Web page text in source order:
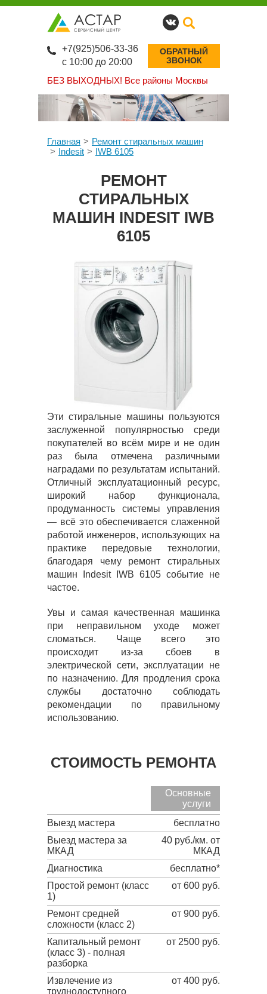
БЕЗ ВЫХОДНЫХ! Все районы Москвы
+7(925)506-33-36
с 10:00 до 20:00
ОБРАТНЫЙ
ЗВОНОК
Главная
Ремонт стиральных машин
Indesit
IWB 6105
РЕМОНТ
СТИРАЛЬНЫХ
МАШИН INDESIT IWB
6105
Эти стиральные машины пользуются
заслуженной популярностью среди
покупателей во всём мире и не один
раз была отмечена различными
наградами по результатам испытаний.
Отличный эксплуатационный ресурс,
широкий набор функционала,
продуманность системы управления
— всё это обеспечивается слаженной
работой инженеров, использующих на
практике передовые технологии,
благодаря чему ремонт стиральных
машин Indesit IWB 6105 событие не
частое.
Увы и самая качественная машинка
при неправильном уходе может
сломаться. Чаще всего это
происходит из-за сбоев в
электрической сети, эксплуатации не
по назначению. Для продления срока
службы достаточно соблюдать
рекомендации по правильному
использованию.
СТОИМОСТЬ РЕМОНТА
Основные
услуги
Выезд мастера
бесплатно
Выезд мастера за
МКАД
40 руб./км. от
МКАД
Диагностика
бесплатно*
Простой ремонт (класс
1)
от 600 руб.
Ремонт средней
сложности (класс 2)
от 900 руб.
Капитальный ремонт
(класс 3) - полная
разборка
от 2500 руб.
Извлечение из
труднодоступного
от 400 руб.